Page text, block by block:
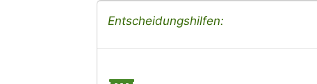
Entscheidungshilfen: